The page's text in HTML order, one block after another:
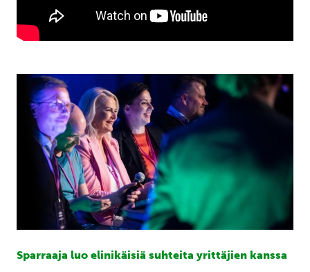
Sparraaja luo elinikäisiä suhteita yrittäjien kanssa